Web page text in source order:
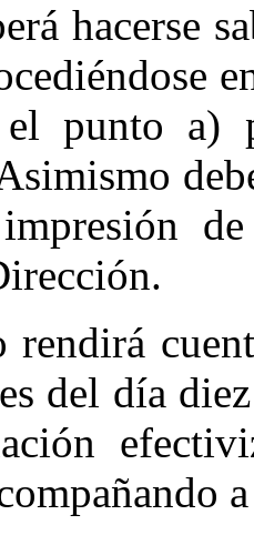
hacerse
punto a)
del día